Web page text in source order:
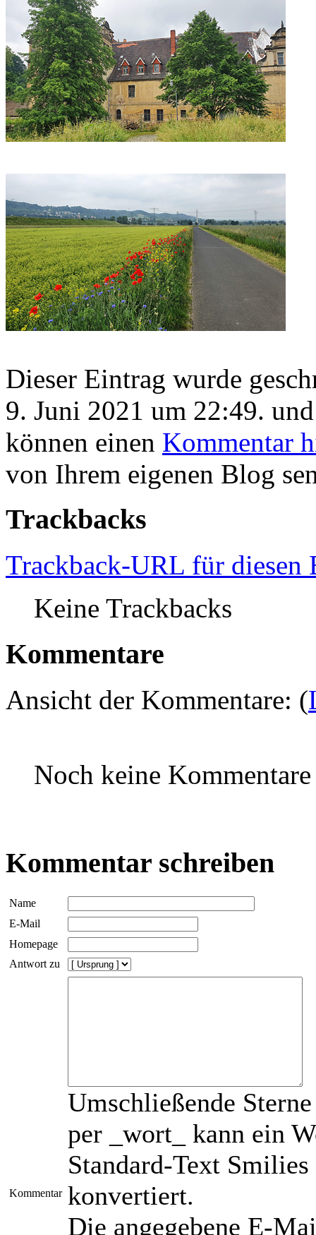
Dieser Eintrag wurde
9. Juni 2021 um 22:49.
können einen Kommentar
von Ihrem eigenen Blog
Trackbacks
Trackback-URL für diesen
Keine Trackbacks
Kommentare
Ansicht der Kommentare: (
Noch keine Kommentare
Kommentar schreiben
Name
E-Mail
Homepage
Antwort zu
Kommentar
Umschließende
per _wort_ kann ein
Standard-Text
konvertiert.
Die angegebene E-